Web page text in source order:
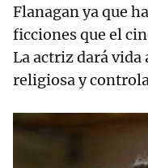
Flanagan ya que
ficciones que el
La actriz dará
religiosa y